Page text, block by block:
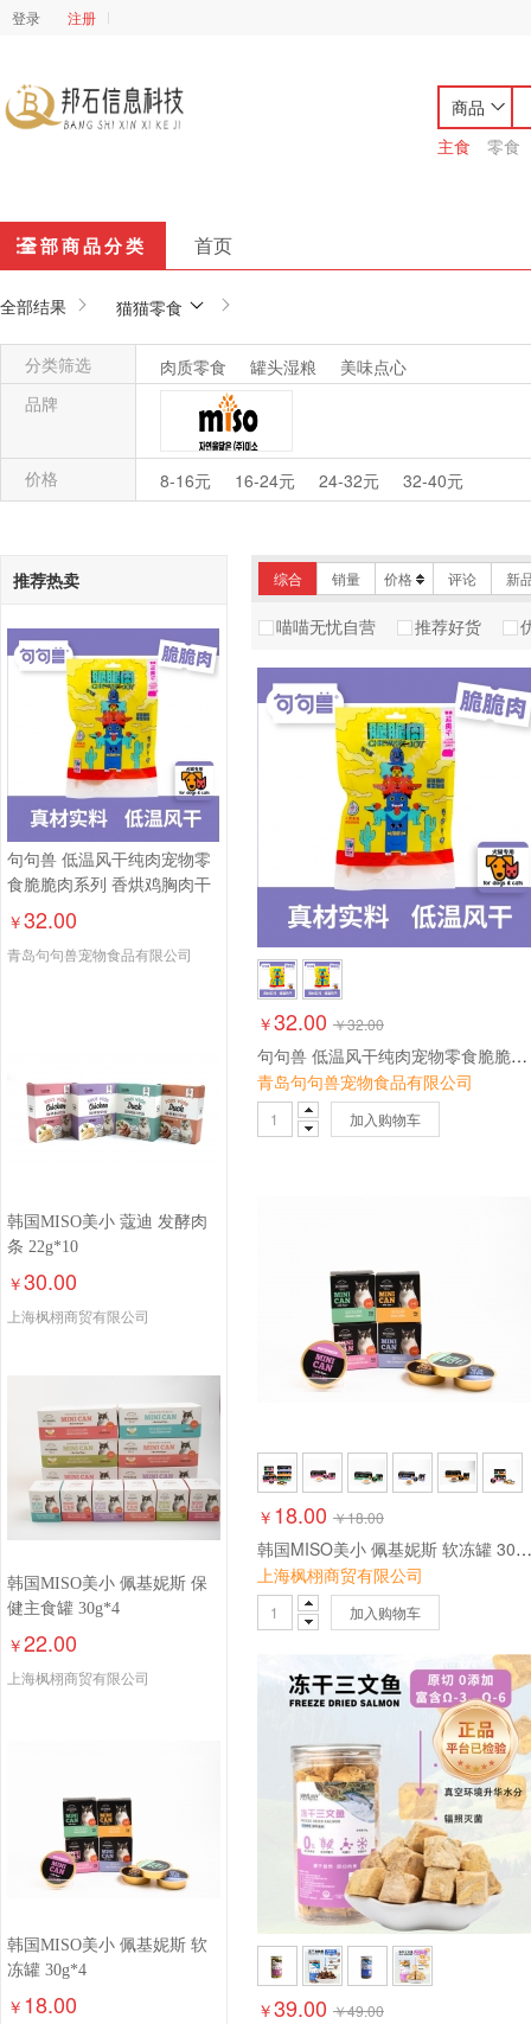
登录 注册
商品
主食
零食
全部商品分类 首页
全部结果 猫猫零食
分类筛选 肉质零食 罐头湿粮
美味点心
品牌
韩国MISO美小
价格 8-16元 16-24元 24-32元 32-40元
推荐热卖
句句兽 低温风干纯肉宠物零
食脆脆肉系列 香烘鸡胸肉干
￥32.00
青岛句句兽宠物食品有限公司
韩国MISO美小 蔻迪 发酵肉
条 22g*10
￥30.00
上海枫栩商贸有限公司
韩国MISO美小 佩基妮斯 保
健主食罐 30g*4
￥22.00
上海枫栩商贸有限公司
韩国MISO美小 佩基妮斯 软
冻罐 30g*4
￥ 18.00
综合 销量 价格 评论 新
喵喵无忧自营 推荐好货
￥32.00 ￥32.00
句句兽 低温风干纯肉宠物零食脆脆肉系列 香烘鸡胸肉干
青岛句句兽宠物食品有限公司
加入购物车
￥ 18.00 ￥18.00
韩国MISO美小 佩基妮斯 软冻罐 30g*4
上海枫栩商贸有限公司
加入购物车
￥39.00 ￥49.00